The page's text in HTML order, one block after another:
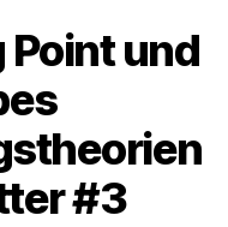
und
#3